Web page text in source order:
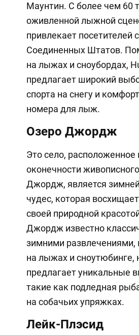
Маунтин. С более чем 60
оживленной лыжной
привлекает посетителей
Соединенных Штатов.
на лыжах и сноубордах,
предлагает широкий
спорта на снегу и
номера для лыж.
Озеро Джордж
Это село,
оконечности
Джордж, является
чудес, которая
своей природной
Джордж известно
зимними развлечениями,
на лыжах и сноутюбинге,
предлагает уникальные
такие как подледная
на собачьих упряжках.
Лейк-Плэсид